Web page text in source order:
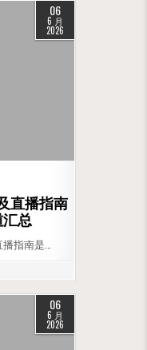
06
6 月
2026
直播指南
汇总
指南是…
06
6 月
2026